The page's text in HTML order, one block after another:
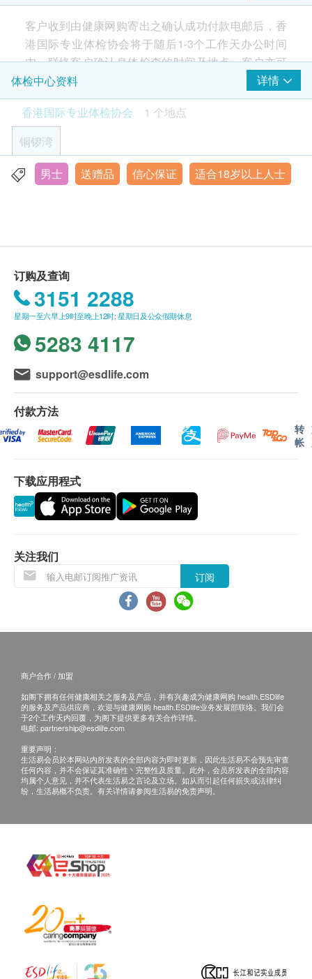
Smartech - “Multi Cook” 智能高速煲 (原价$828)
$500 AEON 礼券
$500 百佳电子礼券
$500 丰泽电子礼券
人绒毛膜促性腺激素 (睾丸癌) - 只限男士
癌胚抗原 (肠癌)
心脏检查 重点项目
静卧心电图
肺功能 重点项目
胸肺X光
基本项目
脈搏
收缩压
舒张压
血脂
总胆固醇
高密度胆固醇
低密度胆固醇
总及高密度胆固醇比例
甘油三酯
糖尿
空腹血糖
肝功能
尿素
肌酸酐
肾丝球过滤率
甲状腺
游离甲状腺素
促甲状腺激素
嗜碱性粒细胞
嗜酸性白血球计数
红细胞平均血红素
红血球平均血红素浓度
中性粒细胞
本计划专为18岁或以上男性深度健康需求设计，结合
精密影像检查与全方位血液分析，涵盖：
✓ 超声波扫描（前列腺/膀胱/肝脏）
✓ 癌症标记筛查（前列腺/睪丸/肠）
✓ 心血管疾病评估✓ 三高及痛风检测✓ 器官功能检查
✓ 炎症及感染筛查
附赠专业报告解说与个人化健康建议，助您全面掌握
身体状态。
客户收到由健康网购寄出之确认成功付款电邮后，香
港国际专业体检协会将于随后1-3个工作天办公时间
内，联络客户确认身体检查的时间及地点。客户亦可
致电查询或在订单确认后1个工作天透过Whatsapp进
行预约 (+852 6918 2430）。
有效期
本身体检查计划有效期为两个月，客户必须于两个月
内（由确认付款日期起计）接受有关检查，逾期作
废。
期。 轮侯报告讲解时间会因应不同情况（如个别化验
项目所需时间或客人指明特定时段）而有所延长。
体检中心资料
详情
香港国际专业体检协会
1 个地点
铜锣湾
铜锣湾告士打道255-257号信和广场11楼全层
男士 送赠品 信心保证 适合18岁以上人士
订购及查询
3151 2288
星期一至六早上9时至晚上12时; 星期日及公众假期休息
5283 4117
support@esdlife.com
付款方法
转
帐
下载应用程式
关注我们
订阅
商户合作 / 加盟
如阁下拥有任何健康相关之服务及产品，并有兴趣成为健康网购 health.ESDlife
的服务及产品供应商，欢迎与健康网购 health.ESDlife业务发展部联络。我们会
于2个工作天内回覆，为阁下提供更多有关合作详情。
电邮: partnership@esdlife.com
重要声明：
生活易会员於本网站内所发表的全部内容为即时更新，因此生活易不会预先审查
任何内容，并不会保证其准确性丶完整性及质量。此外，会员所发表的全部内容
均属个人意见，并不代表生活易之言论及立场。如从而引起任何损失或法律纠
纷，生活易概不负责。有关详情请参阅生活易的免责声明。